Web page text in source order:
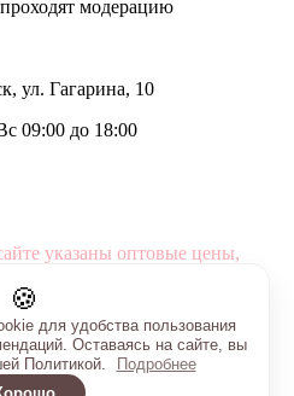
модерацию
ул. Гагарина, 10
09:00 до 18:00
указаны оптовые цены,
от 3000 рублей.
🍪
для удобства пользования
Оставаясь на сайте, вы
Политикой.
Подробнее